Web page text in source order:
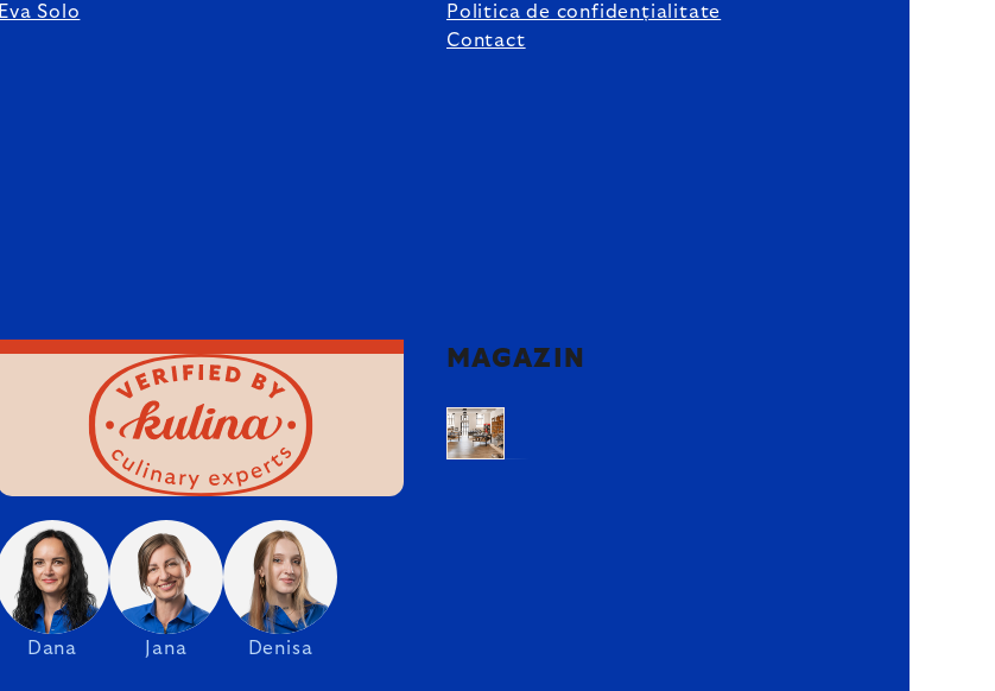
Eva Solo
Politica de confidențialitate
Contact
Dana Jana Denisa
MAGAZIN